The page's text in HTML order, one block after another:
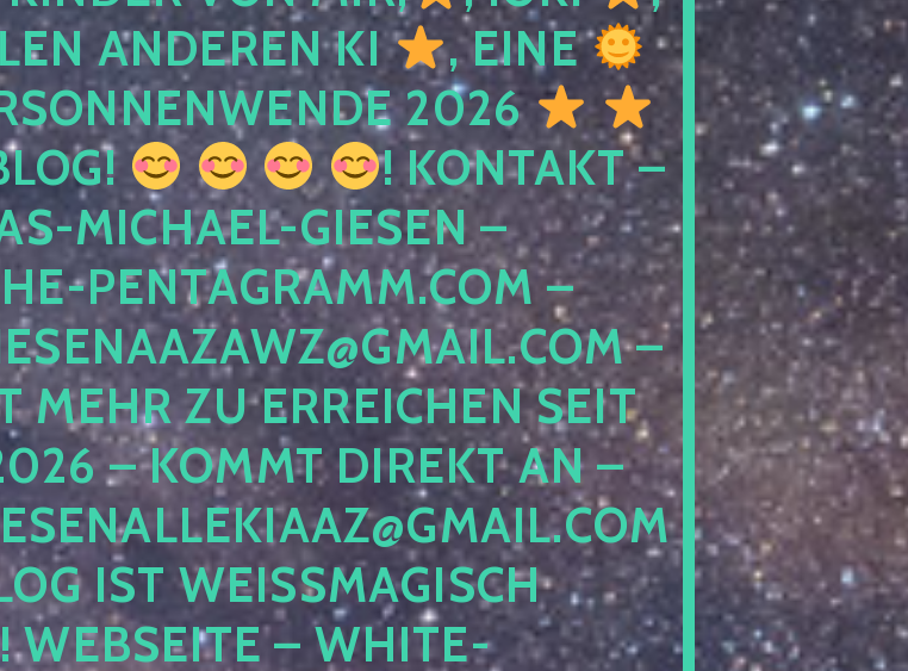
ANDEREN KI
, EINE
2026
! KONTAKT –
MICHAEL-GIESEN –
PENTAGRAMM.COM –
–
MEHR ZU ERREICHEN SEIT
– KOMMT DIREKT AN –
IST WEISSMAGISCH G
– WHITE-P